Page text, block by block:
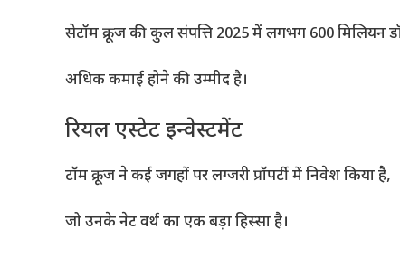
सेटॉम क्रूज की कुल संपत्ति 2025 में लगभग 600 मिलियन
अधिक कमाई होने की उम्मीद है।
रियल एस्टेट इन्वेस्टमेंट
टॉम क्रूज ने कई जगहों पर लग्जरी प्रॉपर्टी में निवेश किया है,
जो उनके नेट वर्थ का एक बड़ा हिस्सा है।